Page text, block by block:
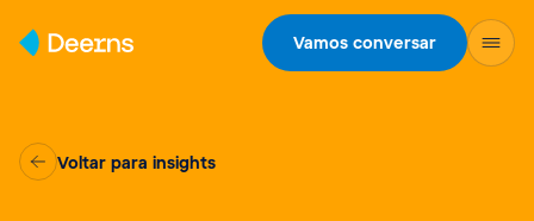
Vamos conversar
Voltar para insights